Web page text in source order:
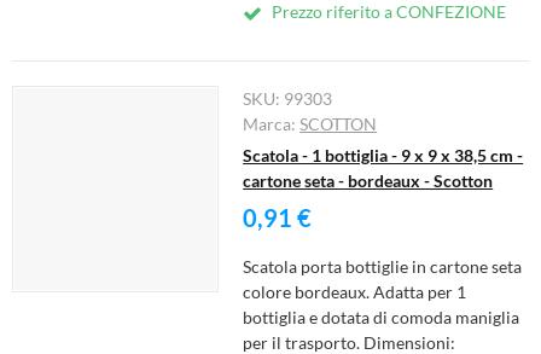
Prezzo riferito a CONFEZIONE
SKU: 99303
Marca:SCOTTON
Scatola - 1 bottiglia - 9 x 9 x 38,5 cm -
cartone seta - bordeaux - Scotton
0,91 €
Scatola porta bottiglie in cartone seta
colore bordeaux. Adatta per 1
bottiglia e dotata di comoda maniglia
per il trasporto. Dimensioni: